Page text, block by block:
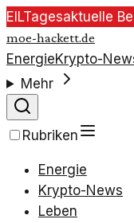
EILTagesaktuelle
moe-hackett.de
EnergieKrypto-
Mehr
Rubriken
Energie
Krypto-News
Leben